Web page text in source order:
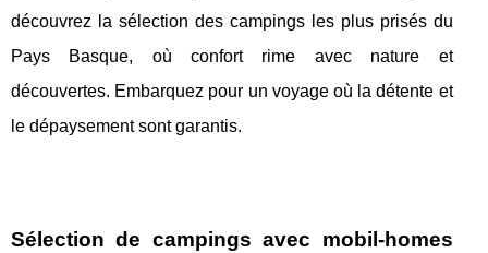
découvrez la sélection des campings les plus prisés du
Pays Basque, où confort rime avec nature et
découvertes. Embarquez pour un voyage où la détente et
le dépaysement sont garantis.
Sélection de campings avec mobil-homes